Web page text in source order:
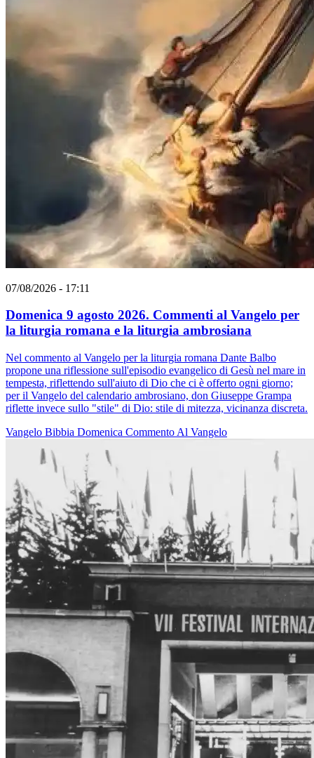
07/08/2026 - 17:11
Domenica 9 agosto 2026. Commenti al Vangelo per
la liturgia romana e la liturgia ambrosiana
Nel commento al Vangelo per la liturgia romana Dante Balbo
propone una riflessione sull'episodio evangelico di Gesù nel mare in
tempesta, riflettendo sull'aiuto di Dio che ci è offerto ogni giorno;
per il Vangelo del calendario ambrosiano, don Giuseppe Grampa
riflette invece sullo "stile" di Dio: stile di mitezza, vicinanza discreta.
Vangelo Bibbia Domenica Commento Al Vangelo